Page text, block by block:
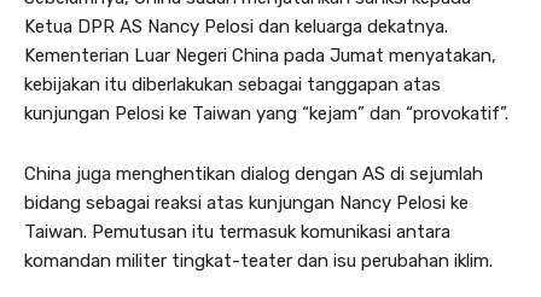
Ketua DPR AS Nancy Pelosi dan keluarga dekatnya.
Kementerian Luar Negeri China pada Jumat menyatakan,
kebijakan itu diberlakukan sebagai tanggapan atas
kunjungan Pelosi ke Taiwan yang “kejam” dan “provokatif”.
China juga menghentikan dialog dengan AS di sejumlah
bidang sebagai reaksi atas kunjungan Nancy Pelosi ke
Taiwan. Pemutusan itu termasuk komunikasi antara
komandan militer tingkat-teater dan isu perubahan iklim.